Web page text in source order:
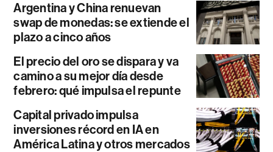
Argentina y China renuevan
swap de monedas: se extiende el
plazo a cinco años
El precio del oro se dispara y va
camino a su mejor día desde
febrero: qué impulsa el repunte
Capital privado impulsa
inversiones récord en IA en
América Latina y otros mercados